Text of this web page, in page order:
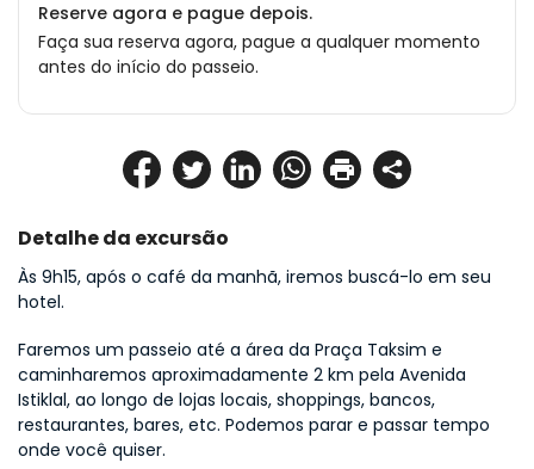
Detalhe da excursão
Às 9h15, após o café da manhã, iremos buscá-lo em seu
hotel.
Faremos um passeio até a área da Praça Taksim e
caminharemos aproximadamente 2 km pela Avenida
Istiklal, ao longo de lojas locais, shoppings, bancos,
restaurantes, bares, etc. Podemos parar e passar tempo
onde você quiser.
Reserve agora e pague depois.
Faça sua reserva agora, pague a qualquer momento
antes do início do passeio.